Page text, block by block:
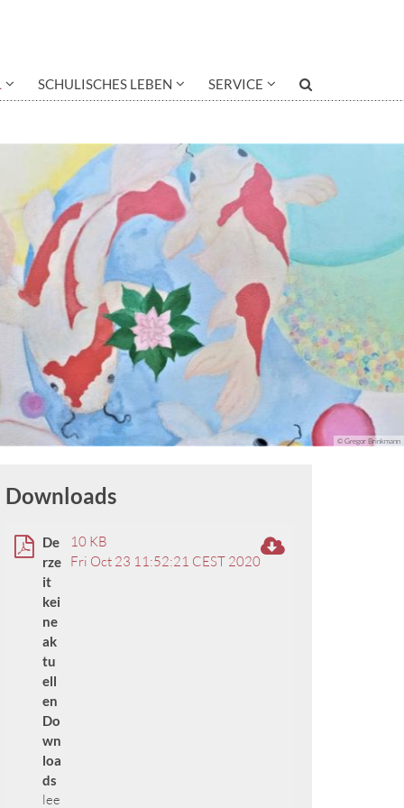
SCHULISCHES LEBEN SERVICE
© Gregor Brinkmann
Downloads
De
rze
it
kei
ne
ak
tu
ell
en
Do
wn
loa
ds
lee
10 KB
Fri Oct 23 11:52:21 CEST 2020